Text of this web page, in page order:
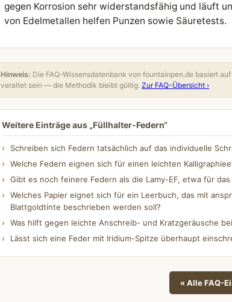
gegen Korrosion sehr widerstandsfähig und läuft
von Edelmetallen helfen Punzen sowie Säuretests.
Hinweis: Die FAQ-Wissensdatenbank von fountainpen.de basiert
veraltet sein — die Methodik bleibt gültig. Zur FAQ-Übersicht ›
Weitere Einträge aus „Füllhalter-Federn“
Schreiben sich Federn tatsächlich auf das individuelle
Welche Federn eignen sich für einen leichten
Gibt es noch feinere Federn als die Lamy-EF, etwa für
Welches Papier eignet sich für ein Leerbuch, das mit
Blattgoldtinte beschrieben werden soll?
Was hilft gegen leichte Anschreib- und Kratzgeräusche
Lässt sich eine Feder mit Iridium-Spitze überhaupt
« Alle FAQ-